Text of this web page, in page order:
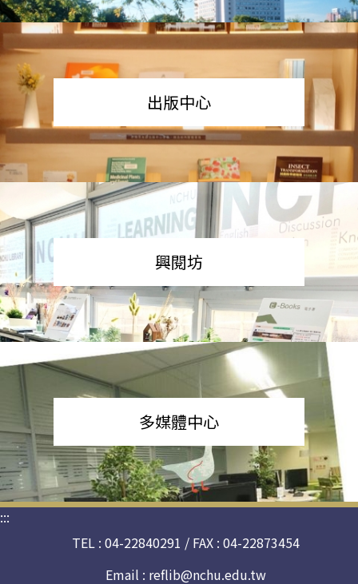
出版中心
興閱坊
多媒體中心
:::
TEL : 04-22840291 / FAX : 04-22873454
Email : reflib@nchu.edu.tw